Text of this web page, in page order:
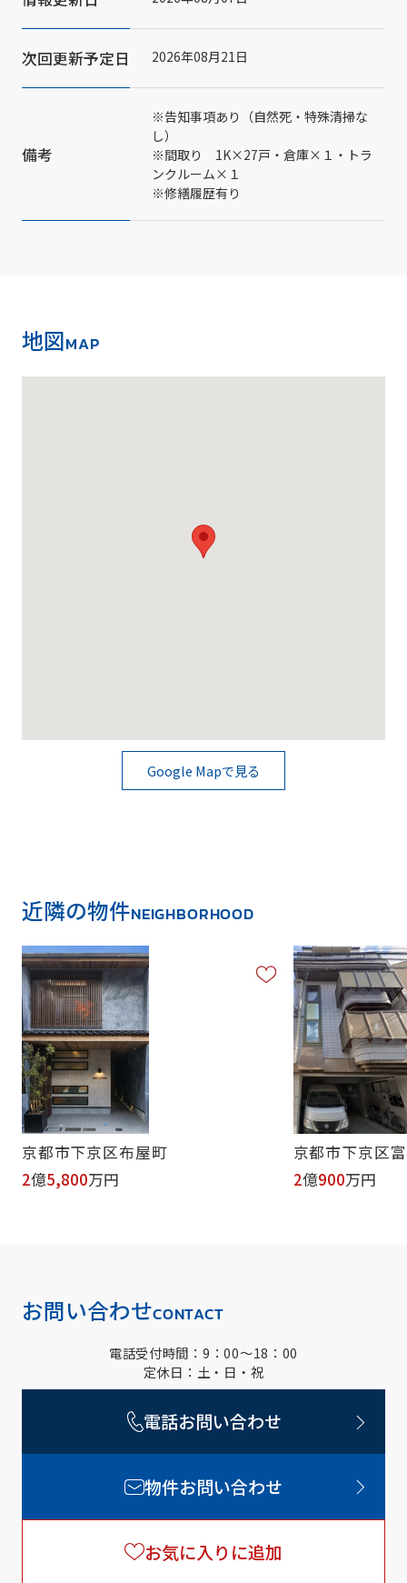
次回更新予定日 2026年08月21日
備考
※告知事項あり（自然死・特殊清掃な
し）
※間取り 1K×27戸・倉庫×１・トラ
ンクルーム×１
※修繕履歴有り
地図MAP
Google Mapで見る
近隣の物件NEIGHBORHOOD
京都市下京区布屋町
2億5,800万円
京都市下京区
2億900万円
お問い合わせCONTACT
電話受付時間：9：00～18：00
定休日：土・日・祝
電話お問い合わせ
物件お問い合わせ
お気に入りに追加